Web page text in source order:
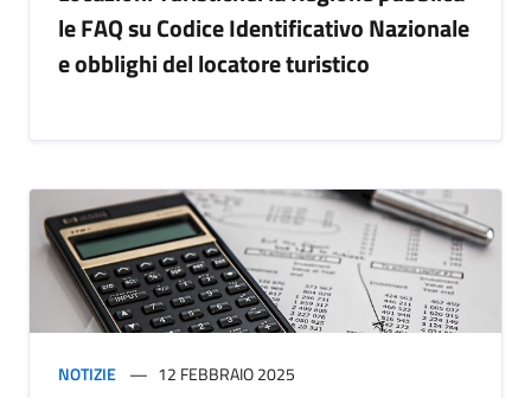
le FAQ su Codice Identificativo Nazionale
e obblighi del locatore turistico
NOTIZIE 12 FEBBRAIO 2025